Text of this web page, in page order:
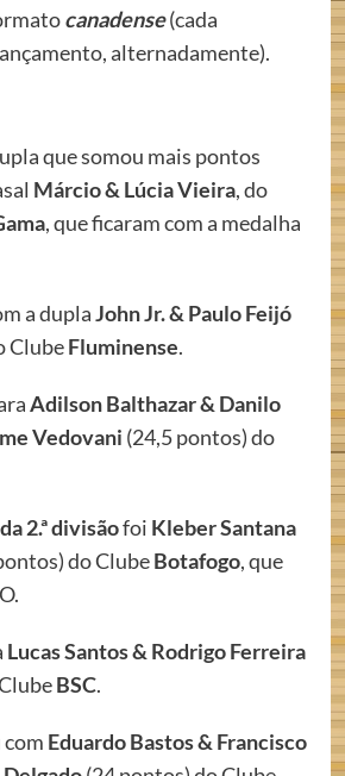
canadense(cada
alternadamente).
que somou mais pontos
Márcio & Lúcia Vieira, do
, que ficaram com a medalha
a duplaJohn Jr. & Paulo Feijó
ClubeFluminense.
Adilson Balthazar & Danilo
Vedovani (24,5 pontos) do
2.ª divisãofoi Kleber Santana
do ClubeBotafogo, que
Lucas Santos & Rodrigo Ferreira
BSC.
Eduardo Bastos & Francisco